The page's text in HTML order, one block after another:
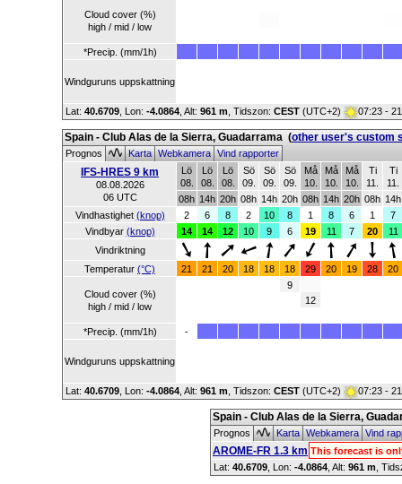
Cloud cover (%)
high / mid / low
*Precip. (mm/1h)
Windguruns uppskattning
Lat: 40.6709 , Lon: -4.0864 Alt: 961 m , Tidszon: CEST (UTC+2) 07:23 -
Spain - Club Alas de la Sierra, Guadarrama (other user's custom
Prognos KartaWebkameraVind rapporter
IFS-HRES 9 km
08.08.2026
06 UTC
Lö
08.
Lö
08.
Lö
08.
Sö
09.
Sö
09.
Sö
09.
Må
10.
Må
10.
Må
10.
Ti
11.
Ti
11.
08h 14h 20h 08h 14h 20h 08h 14h 20h 08h 14h
Vindhastighet (knop) 2 6 8 2 10 8 1 8 6 1
7
Vindbyar (knop) 14 14 12 10 9 6 19 11 7 20
11
Vindriktning
Temperatur (°C) 21 21 20 18 18 18 29 20 19 28 20
Cloud cover (%)
high / mid / low
9
12
*Precip. (mm/1h) -
Windguruns uppskattning
Lat: 40.6709 , Lon: -4.0864 Alt: 961 m , Tidszon: CEST (UTC+2) 07:23 -
Spain - Club Alas de la Sierra,
Prognos KartaWebkameraVind
AROME-FR 1.3 km This forecast is
Lat: 40.6709 , Lon: -4.0864 Alt: 961 m ,